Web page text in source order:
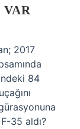
2017
84
35 aldı?